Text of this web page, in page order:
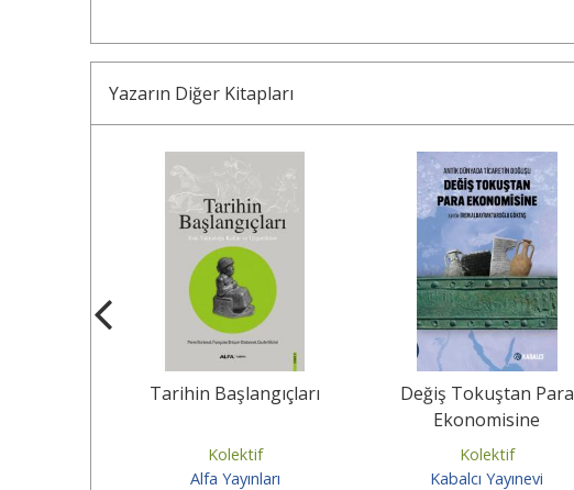
Yazarın Diğer Kitapları
Tarihin Başlangıçları
Kolektif
Alfa Yayınları
Değiş Tokuştan Para
Ekonomisine
Kolektif
Kabalcı Yayınevi